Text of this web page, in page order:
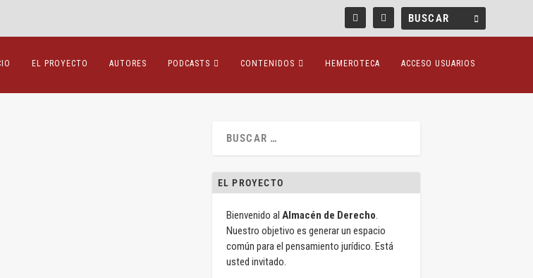
EL PROYECTO AUTORES PODCASTS CONTENIDOS HEMEROTECA ACCESO USUARIOS
EL PROYECTO
Bienvenido al Almacén de Derecho.
Nuestro objetivo es generar un espacio
común para el pensamiento jurídico. Está
usted invitado.